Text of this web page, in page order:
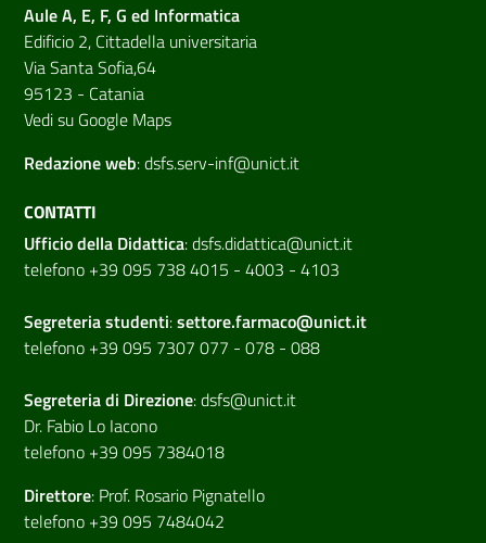
Aule A, E, F, G ed Informatica
Edificio 2, Cittadella universitaria
Via Santa Sofia,64
95123 - Catania
Vedi su Google Maps
Redazione web:dsfs.serv-inf@unict.it
CONTATTI
Ufficio della Didattica:dsfs.didattica@unict.it
telefono +39 095 738 4015 - 4003 - 4103
Segreteria studenti:settore.farmaco@unict.it
telefono +39 095 7307 077 - 078 - 088
Segreteria di Direzione:dsfs@unict.it
Dr. Fabio Lo Iacono
telefono +39 095 7384018
Direttore: Prof. Rosario Pignatello
telefono +39 095 7484042